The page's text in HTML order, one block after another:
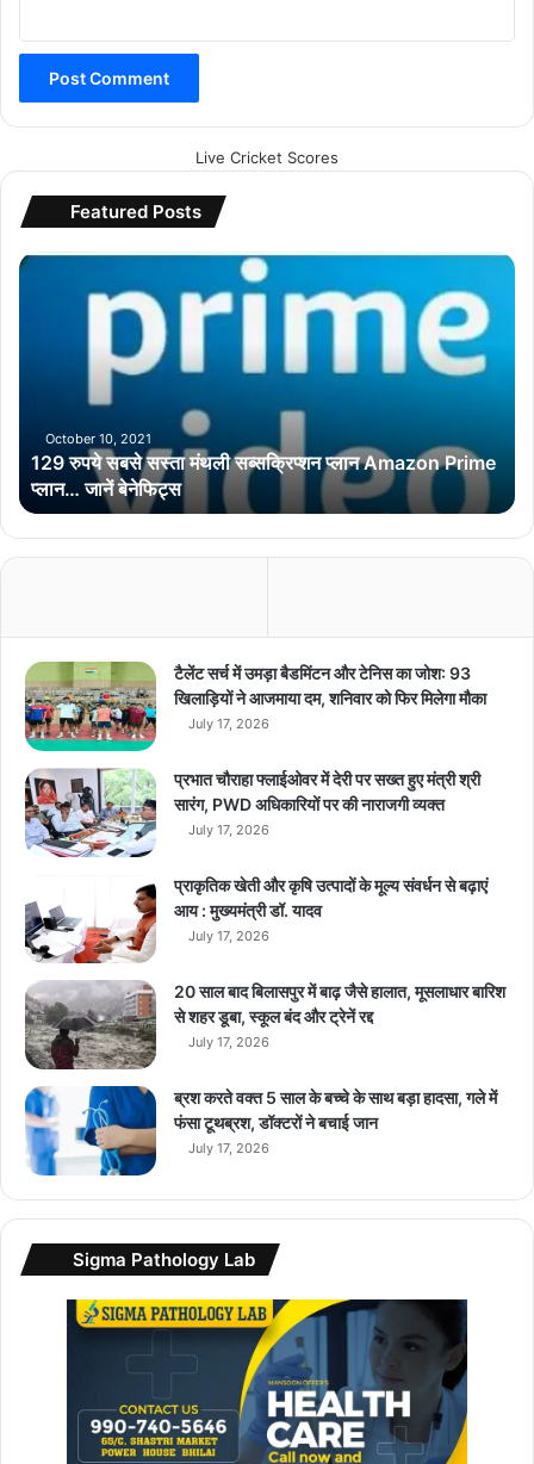
Live Cricket Scores
Featured Posts
1
स्ता
मं
थ
ब्स
क्रि
प्श
न
प्ला
A
m
a
n
P
m
e
प्ला
…
जा
नें
ने
फि
ट्स
October 10, 2021
129 रुपये सबसे सस्ता मंथली सब्सक्रिप्शन प्लान Amazon Prime
प्लान… जानें बेनेफिट्स
टैलेंट सर्च में उमड़ा बैडमिंटन और टेनिस का जोश: 93
खिलाड़ियों ने आजमाया दम, शनिवार को फिर मिलेगा मौका
July 17, 2026
प्रभात चौराहा फ्लाईओवर में देरी पर सख्त हुए मंत्री श्री
सारंग, PWD अधिकारियों पर की नाराजगी व्यक्त
July 17, 2026
प्राकृतिक खेती और कृषि उत्पादों के मूल्य संवर्धन से बढ़ाएं
आय : मुख्यमंत्री डॉ. यादव
July 17, 2026
20 साल बाद बिलासपुर में बाढ़ जैसे हालात, मूसलाधार बारिश
से शहर डूबा, स्कूल बंद और ट्रेनें रद्द
July 17, 2026
ब्रश करते वक्त 5 साल के बच्चे के साथ बड़ा हादसा, गले में
फंसा टूथब्रश, डॉक्टरों ने बचाई जान
July 17, 2026
Sigma Pathology Lab